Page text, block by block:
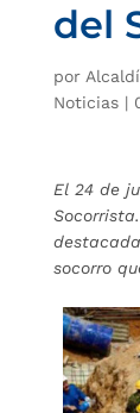
del
por
Noticias|
El 24 de
socorro